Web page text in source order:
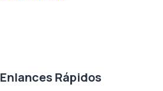
Enlances Rápidos